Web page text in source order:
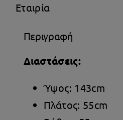
Εταιρία
Περιγραφή
Διαστάσεις:
Ύψος: 143cm
Πλάτος: 55cm